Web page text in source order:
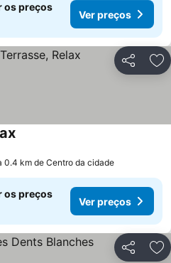
os preços
Ver preços
Partilhar
Ver preços
0.4 km de Centro da cidade
os preços
Ver preços
Partilhar